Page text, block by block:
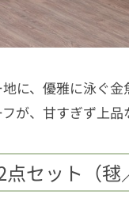
に、優雅に泳ぐ
が、甘すぎず上品
セット（毬